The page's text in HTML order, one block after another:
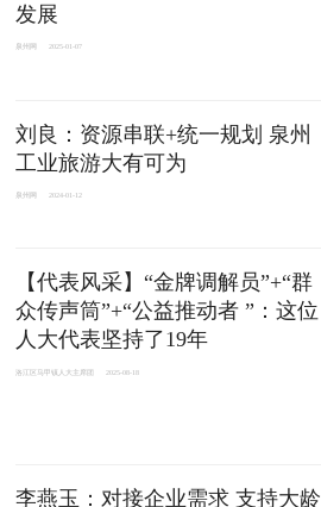
发展
泉州网 2025-01-07
刘良：资源串联+统一规划 泉州
工业旅游大有可为
泉州网 2024-01-12
【代表风采】“金牌调解员”+“群
众传声筒”+“公益推动者 ”：这位
人大代表坚持了19年
洛江区马甲镇人大主席团 2025-08-18
李燕玉：对接企业需求 支持大龄